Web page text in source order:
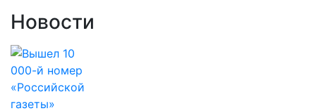
Новости